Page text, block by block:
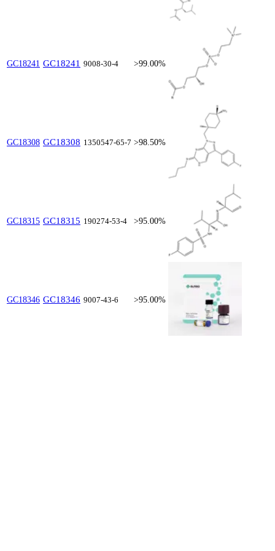
GC18241 GC18241 9008-30-4 >99.00%
GC18308 GC18308 1350547-65-7 >98.50%
GC18315 GC18315 190274-53-4 >95.00%
GC18346 GC18346 9007-43-6 >95.00%